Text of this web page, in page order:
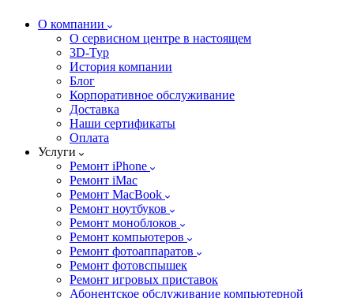
О компании
О сервисном центре в настоящем
3D-Тур
История компании
Блог
Корпоративное обслуживание
Доставка
Наши сертификаты
Оплата
Услуги
Ремонт iPhone
Ремонт iMac
Ремонт MacBook
Ремонт ноутбуков
Ремонт моноблоков
Ремонт компьютеров
Ремонт фотоаппаратов
Ремонт фотовспышек
Ремонт игровых приставок
Абонентское обслуживание компьютерной